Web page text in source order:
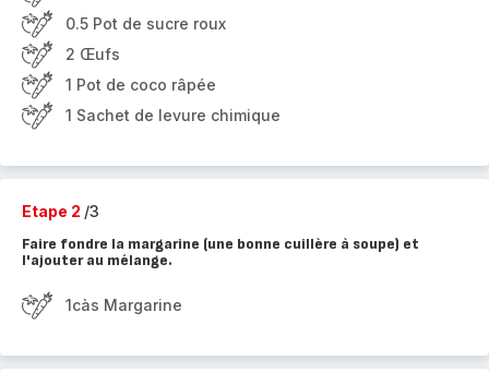
0.5 Pot de sucre roux
2 Œufs
1 Pot de coco râpée
1 Sachet de levure chimique
Etape 2 /3
Faire fondre la margarine (une bonne cuillère à soupe) et
l'ajouter au mélange.
1càs Margarine